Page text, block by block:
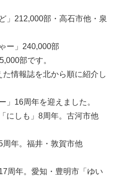
」212,000部・高石市他・泉
ー」240,000部
部です。
情報誌を北から順に紹介し
」16周年を迎えました。
にしも」8周年。古河市他
年。福井・敦賀市他
周年。愛知・豊明市「ゆい